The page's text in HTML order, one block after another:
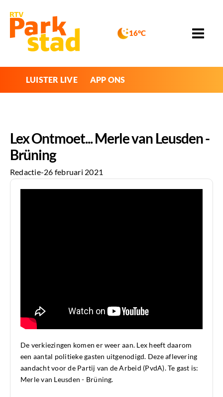
16°C
LUISTER LIVE APP ONS
Lex Ontmoet... Merle van Leusden -
Brüning
Redactie-26 februari 2021
De verkiezingen komen er weer aan. Lex heeft daarom
een aantal politieke gasten uitgenodigd. Deze aflevering
aandacht voor de Partij van de Arbeid (PvdA). Te gast is:
Merle van Leusden - Brüning.